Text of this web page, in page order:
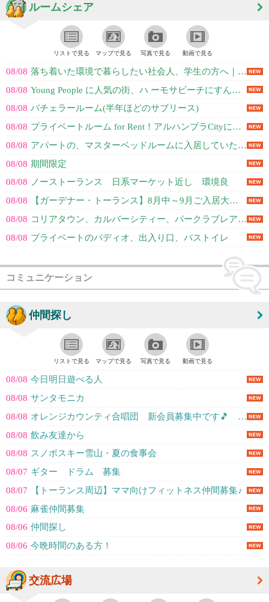
ルームシェア
リストで見る マップで見る 写真で見る 動画で見る
08/08 落ち着いた環境で暮らしたい社会人、学生の方へ｜光熱費込み・家具付きの快適なお...
08/08 Young People に人気の街、ハ ーモサビーチにすんでみませんか？
08/08 バチェラールーム(半年ほどのサブリース)
08/08 プライベートルーム for Rent！アルハンブラCityにある静かで安全な...
08/08 アパートの、マスターベッドルームに入居していただけるルームメイト求む
08/08 期間限定
08/08 ノーストーランス 日系マーケット近し 環境良
08/08
【ガーデナー・トーランス】8月中～9月ご入居大歓迎！★１２か月割引＄８５０/...
08/08 コリアタウン、カルバーシティー、パークラブレア近辺で8月から入居できるお部屋...
08/08 プライベートのパディオ、出入り口、バストイレ
コミュニケーション
仲間探し
リストで見る マップで見る 写真で見る 動画で見る
08/08 今日明日遊べる人
08/08 サンタモニカ
08/08 オレンジカウンティ合唱団 新会員募集中です🎵 男性も大歓迎！
08/08 飲み友達から
08/08 スノボスキー雪山・夏の食事会
08/07 ギター ドラム 募集
08/07
【トーランス周辺】ママ向けフィットネス仲間募集♪
08/06 麻雀仲間募集
08/06 仲間探し
08/06 今晩時間のある方！
交流広場